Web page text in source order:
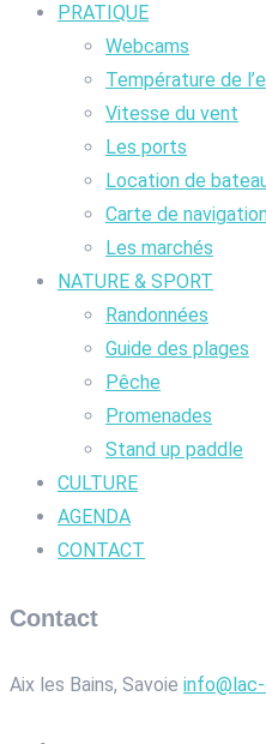
PRATIQUE
Webcams
Température de
Vitesse du vent
Les ports
Location de
Carte de
Les marchés
NATURE & SPORT
Randonnées
Guide des plages
Pêche
Promenades
Stand up paddle
CULTURE
AGENDA
CONTACT
Contact
Aix les Bains, Savoie